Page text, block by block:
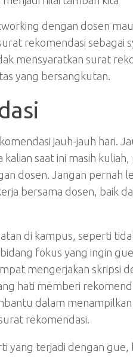
dengan dosen
rekomendasi sebagai
mensyaratkan surat
yang bersangkutan.
jauh-jauh hari.
saat ini masih
dosen. Jangan pernah
bersama dosen, baik
di kampus, seperti
fokus yang ingin
mengerjakan skripsi
hati memberi
dalam
rekomendasi.
yang terjadi dengan gue,